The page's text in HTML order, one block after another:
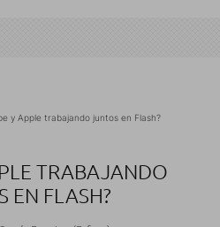
y Apple trabajando juntos en Flash?
TRABAJANDO
EN FLASH?